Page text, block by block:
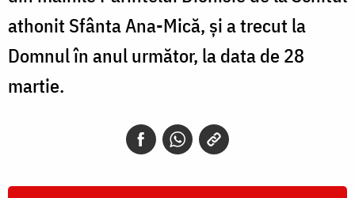
athonit Sfânta Ana-Mică, şi a trecut la
Domnul în anul următor, la data de 28
martie.